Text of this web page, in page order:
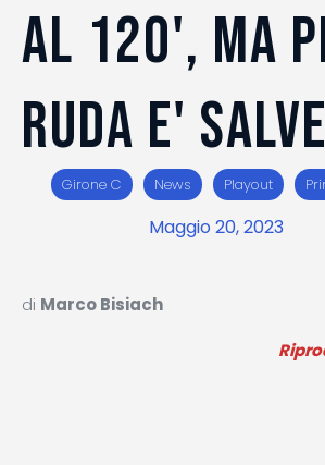
AL 120', MA
RUDA E'
Girone C News Playout
Maggio 20, 2023
di Marco Bisiach